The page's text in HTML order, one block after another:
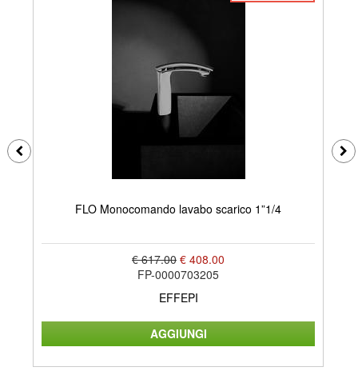
FLO Monocomando lavabo scarico 1”1/4
€ 617.00 € 408.00
FP-0000703205
EFFEPI